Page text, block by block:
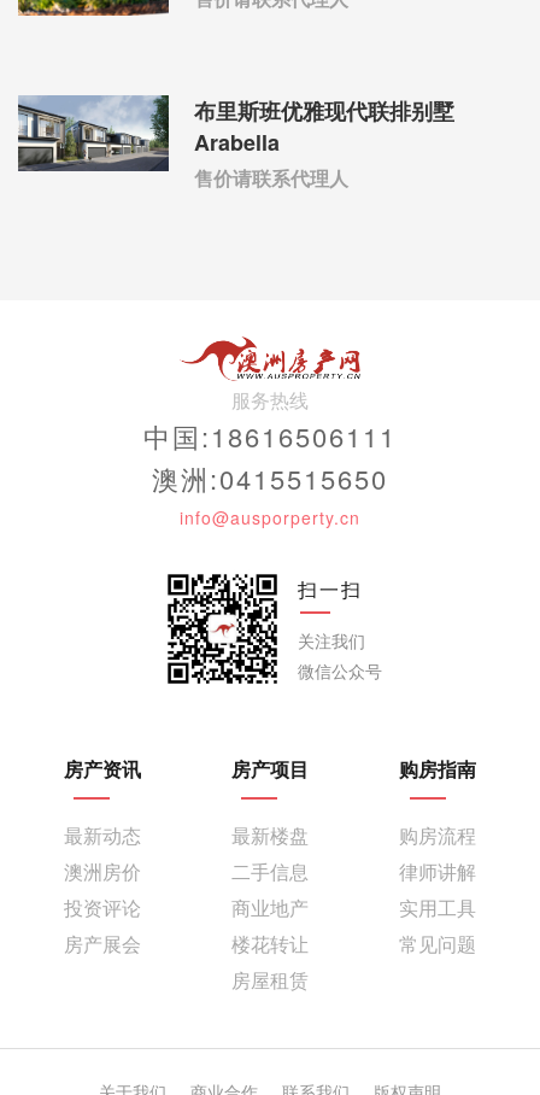
布里斯班优雅现代联排别墅
Arabella
售价请联系代理人
服务热线
中国:18616506111
澳洲:0415515650
info@ausporperty.cn
扫一扫
关注我们
微信公众号
房产资讯
最新动态
澳洲房价
投资评论
房产展会
房产项目
最新楼盘
二手信息
商业地产
楼花转让
房屋租赁
购房指南
购房流程
律师讲解
实用工具
常见问题